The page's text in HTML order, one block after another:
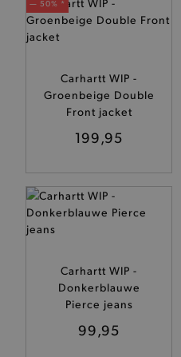
— 50% *
Carhartt WIP -
Groenbeige Double
Front jacket
199,95
Carhartt WIP -
Donkerblauwe
Pierce jeans
99,95